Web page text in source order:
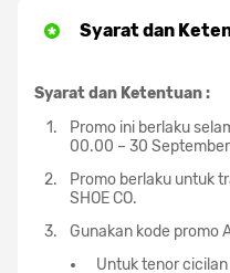
Syarat dan
Syarat dan Ketentuan :
Promo ini berlaku
00.00 – 30
Promo berlaku untuk
SHOE CO.
Gunakan kode promo
Untuk tenor